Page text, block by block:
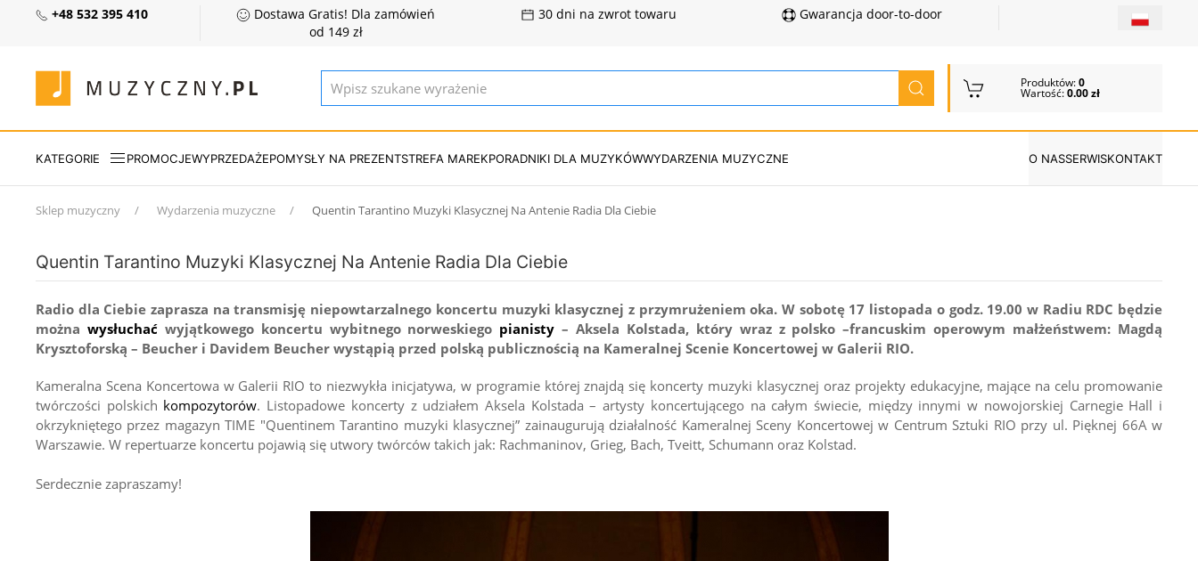
+48 532 395 410
Dostawa Gratis! Dla zamówień
od 149 zł
30 dni na zwrot towaru Gwarancja door-to-door
Produktów:0
Wartość:0.00 zł
KATEGORIE PROMOCJEWYPRZEDAŻEPOMYSŁY NA PREZENTSTREFA MAREKPORADNIKI DLA MUZYKÓWWYDARZENIA MUZYCZNE O NASSERWISKONTAKT
Sklep muzyczny Wydarzenia muzyczne Quentin Tarantino Muzyki Klasycznej Na Antenie Radia Dla Ciebie
Quentin Tarantino Muzyki Klasycznej Na Antenie Radia Dla Ciebie
Radio dla Ciebie zaprasza na transmisję niepowtarzalnego koncertu muzyki klasycznej z przymrużeniem oka. W sobotę 17 listopada o godz. 19.00 w Radiu RDC będzie
można wysłuchaćwyjątkowego koncertu wybitnego norweskiego pianisty – Aksela Kolstada, który wraz z polsko –francuskim operowym małżeństwem: Magdą
Krysztoforską – Beucher i Davidem Beucher wystąpią przed polską publicznością na Kameralnej Scenie Koncertowej w Galerii RIO.
Kameralna Scena Koncertowa w Galerii RIO to niezwykła inicjatywa, w programie której znajdą się koncerty muzyki klasycznej oraz projekty edukacyjne, mające na celu promowanie
twórczości polskich kompozytorów. Listopadowe koncerty z udziałem Aksela Kolstada – artysty koncertującego na całym świecie, między innymi w nowojorskiej Carnegie Hall i
okrzykniętego przez magazyn TIME "Quentinem Tarantino muzyki klasycznej” zainaugurują działalność Kameralnej Sceny Koncertowej w Centrum Sztuki RIO przy ul. Pięknej 66A w
Warszawie. W repertuarze koncertu pojawią się utwory twórców takich jak: Rachmaninov, Grieg, Bach, Tveitt, Schumann oraz Kolstad.
Serdecznie zapraszamy!